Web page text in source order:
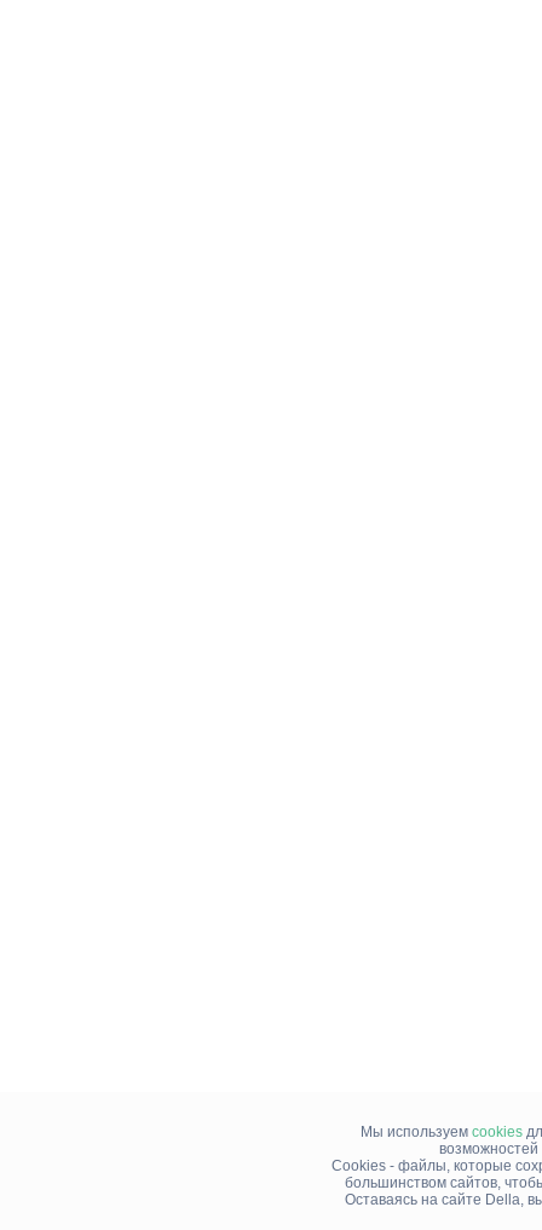
Мы используем cookies
Cookies - файлы, которые
большинством сайтов,
Оставаясь на сайте Della,